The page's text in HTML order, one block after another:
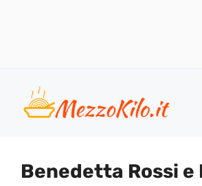
contenuto
Benedetta Rossi e